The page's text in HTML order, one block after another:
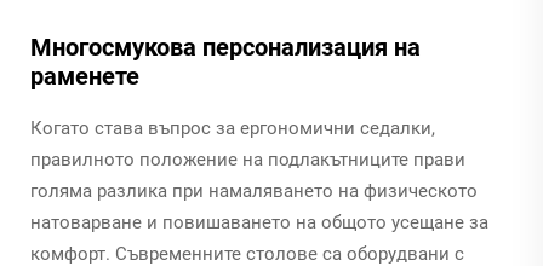
Многосмукова персонализация на
раменете
Когато става въпрос за ергономични седалки,
правилното положение на подлакътниците прави
голяма разлика при намаляването на физическото
натоварване и повишаването на общото усещане за
комфорт. Съвременните столове са оборудвани с